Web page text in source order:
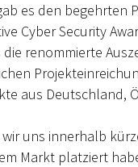
es den begehrten
Cyber Security
renommierte
aus Deutschland,
uns innerhalb
Markt platziert